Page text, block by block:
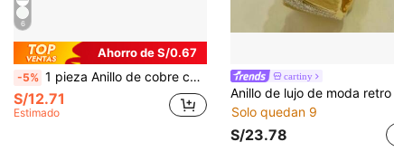
6
Ahorro de S/0.67
-5% 1 pieza Anillo de cobre chapado en oro de 14K con diamantes engastados en óvalo, estilo europeo y americano INS, anillo de banda de lujo versátil, diseño de nicho de joyería de alta gama para mujeres
S/12.71
Estimado
cartiny
Solo quedan 9
S/23.78